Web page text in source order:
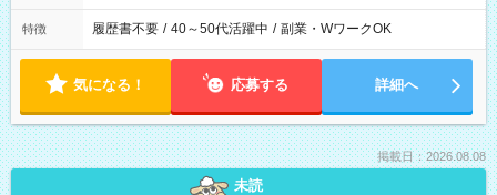
特徴 履歴書不要 / 40～50代活躍中 / 副業・WワークOK
気になる！ 応募する 詳細へ
掲載日：2026.08.08
未読